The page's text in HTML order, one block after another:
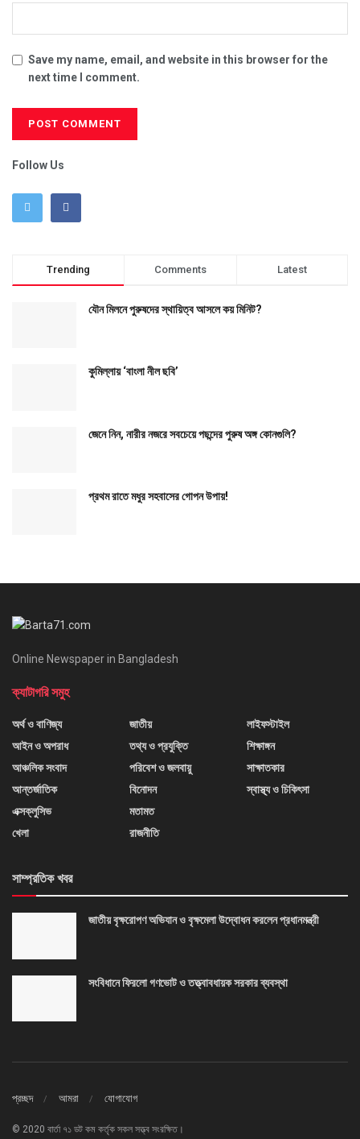
Save my name, email, and website in this browser for the
next time I comment.
Follow Us
Trending Comments Latest
যৌন মিলনে পুরুষদের স্থায়িত্ব আসলে কয় মিনিট?
কুমিল্লায় ‘বাংলা নীল ছবি’
জেনে নিন, নারীর নজরে সবচেয়ে পছন্দের পুরুষ অঙ্গ কোনগুলি?
প্রথম রাতে মধুর সহবাসের গোপন উপায়!
Online Newspaper in Bangladesh
ক্যাটাগরি সমুহ
অর্থ ও বাণিজ্য
আইন ও অপরাধ
আঞ্চলিক সংবাদ
আন্তর্জাতিক
এক্সক্লুসিভ
খেলা
জাতীয়
তথ্য ও প্রযুক্তি
পরিবেশ ও জলবায়ু
বিনোদন
মতামত
রাজনীতি
লাইফস্টাইল
শিক্ষাঙ্গন
সাক্ষাতকার
স্বাস্থ্য ও চিকিৎসা
সাম্প্রতিক খবর
জাতীয় বৃক্ষরোপণ অভিযান ও বৃক্ষমেলা উদ্বোধন করলেন প্রধানমন্ত্রী
সংবিধানে ফিরলো গণভোট ও তত্ত্বাবধায়ক সরকার ব্যবস্থা
প্রচ্ছদ আমরা যোগাযোগ
© 2020 বার্তা ৭১ ডট কম কর্তৃক সকল সত্ত্ব সংরক্ষিত।